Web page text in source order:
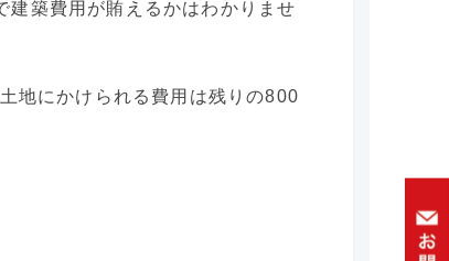
築費用が賄えるかはわかりませ
地にかけられる費用は残りの800